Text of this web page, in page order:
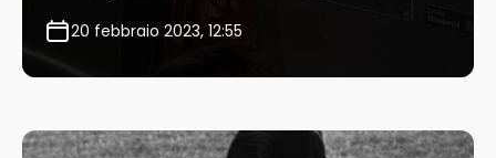
20 febbraio 2023, 12:55